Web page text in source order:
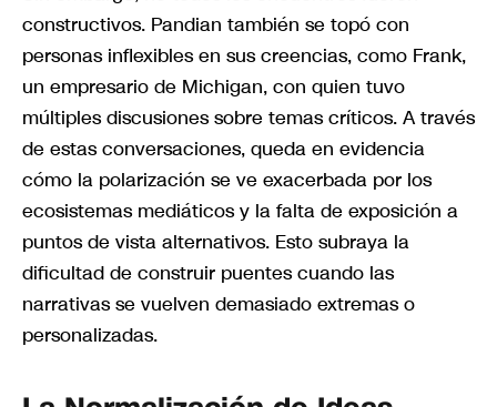
constructivos. Pandian también se topó con
personas inflexibles en sus creencias, como Frank,
un empresario de Michigan, con quien tuvo
múltiples discusiones sobre temas críticos. A través
de estas conversaciones, queda en evidencia
cómo la polarización se ve exacerbada por los
ecosistemas mediáticos y la falta de exposición a
puntos de vista alternativos. Esto subraya la
dificultad de construir puentes cuando las
narrativas se vuelven demasiado extremas o
personalizadas.